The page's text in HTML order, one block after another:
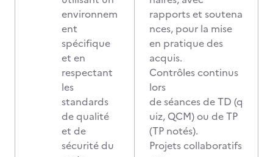
environnem
ent
spécifique
et en
respectant
les
standards
de qualité
et de
sécurité du
rapports et soutena
nces, pour la mise
en pratique des
acquis.
Contrôles continus
lors
de séances de TD (q
uiz, QCM) ou de TP
(TP notés).
Projets collaboratifs